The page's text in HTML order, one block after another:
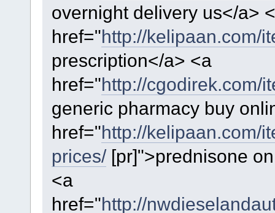
overnight delivery us</a>
href="http://kelipaan.com/
prescription</a> <a
href="http://cgodirek.com/
generic pharmacy buy
href="http://kelipaan.com/
prices/[pr]">prednisone
<a
href="http://